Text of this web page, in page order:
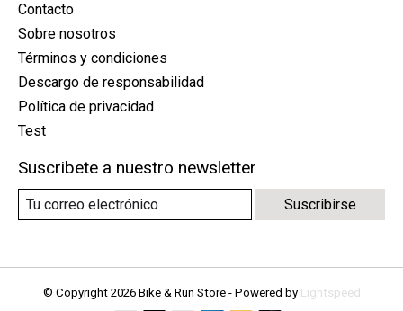
Contacto
Sobre nosotros
Términos y condiciones
Descargo de responsabilidad
Política de privacidad
Test
Suscribete a nuestro newsletter
Suscribirse
© Copyright 2026 Bike & Run Store - Powered by Lightspeed